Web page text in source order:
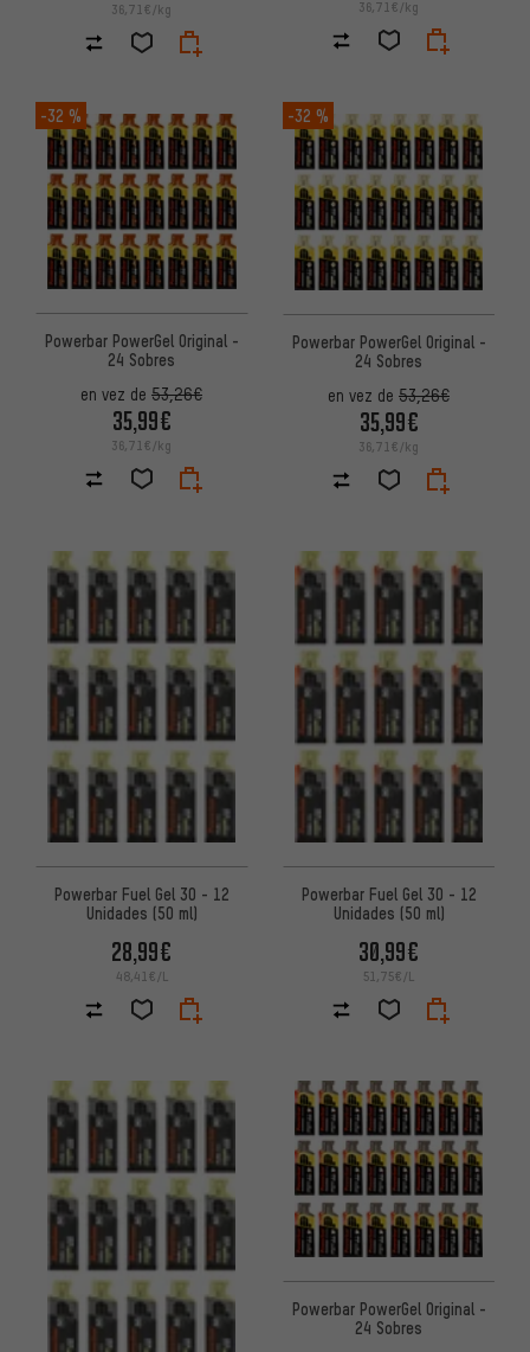
36,71€/kg 36,71€/kg
-32 %
Powerbar PowerGel Original -
24 Sobres
en vez de 53,26€
35,99€
36,71€/kg
-32 %
Powerbar PowerGel Original -
24 Sobres
en vez de 53,26€
35,99€
36,71€/kg
Powerbar Fuel Gel 30 - 12
Unidades (50 ml)
28,99€
48,41€/L
Powerbar Fuel Gel 30 - 12
Unidades (50 ml)
30,99€
51,75€/L
Powerbar PowerGel Original -
24 Sobres